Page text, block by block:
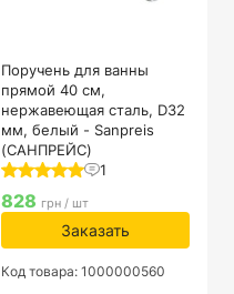
Поручень для ванны
прямой 40 см,
нержавеющая сталь, D32
мм, белый - Sanpreis
(САНПРЕЙС)
1
828 грн / шт
Заказать
Код товара: 1000000560